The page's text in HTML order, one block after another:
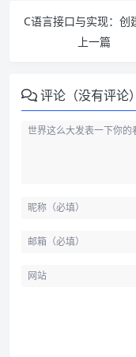
上一篇
评论（没有评论）